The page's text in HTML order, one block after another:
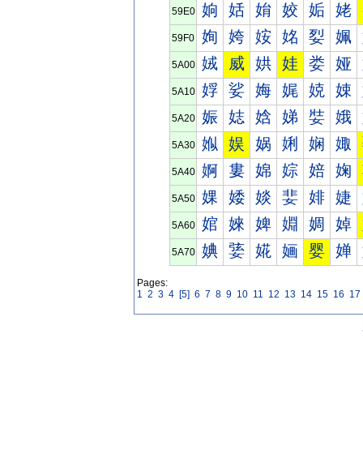
59E0 姠 姡 姢 姣 姤 姥
59F0 姰 姱 姲 姳 姴 姵
5A00 娀 威 娂 娃 娄 娅
5A10 娐 娑 娒 娓 娔 娕
5A20 娠 娡 娢 娣 娤 娥
5A30 娰 娱 娲 娳 娴 娵
5A40 婀 婁 婂 婃 婄 婅
5A50 婐 婑 婒 婓 婔 婕
5A60 婠 婡 婢 婣 婤 婥
5A70 婰 婱 婲 婳 婴 婵
Pages:
1 2 3 4 [5] 6 7 8 9 10 11 12 13 14 15 16 17